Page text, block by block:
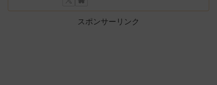
スポンサーリンク